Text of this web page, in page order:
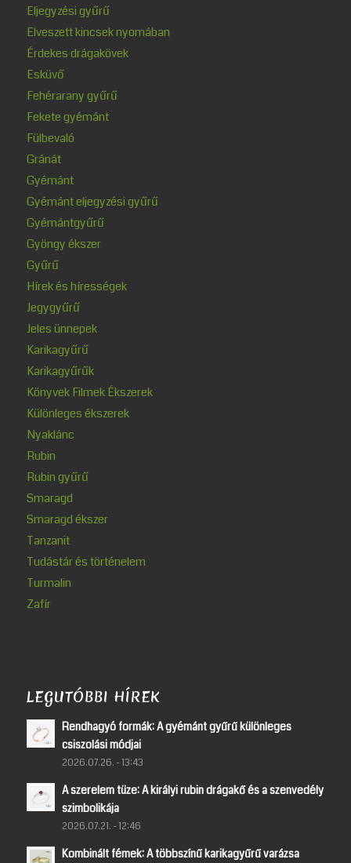
Eljegyzési gyűrű
Elveszett kincsek nyomában
Érdekes drágakövek
Esküvő
Fehérarany gyűrű
Fekete gyémánt
Fülbevaló
Gránát
Gyémánt
Gyémánt eljegyzési gyűrű
Gyémántgyűrű
Gyöngy ékszer
Gyűrű
Hírek és hírességek
Jegygyűrű
Jeles ünnepek
Karikagyűrű
Karikagyűrűk
Könyvek Filmek Ékszerek
Különleges ékszerek
Nyaklánc
Rubin
Rubin gyűrű
Smaragd
Smaragd ékszer
Tanzanit
Tudástár és történelem
Turmalin
Zafír
LEGUTÓBBI HÍREK
Rendhagyó formák: A gyémánt gyűrű különleges
csiszolási módjai
2026.07.26. - 13:43
A szerelem tüze: A királyi rubin drágakő és a szenvedély
szimbolikája
2026.07.21. - 12:46
Kombinált fémek: A többszínű karikagyűrű varázsa